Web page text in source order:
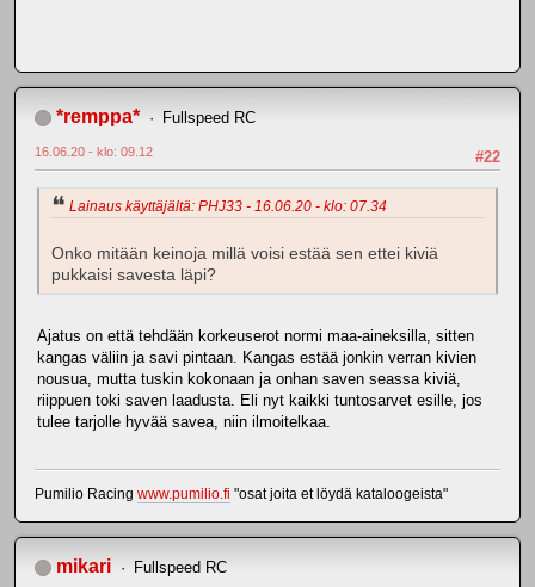
*remppa* Fullspeed RC
#22
16.06.20 - klo: 09.12
Lainaus käyttäjältä: PHJ33 - 16.06.20 - klo: 07.34
Onko mitään keinoja millä voisi estää sen ettei kiviä
pukkaisi savesta läpi?
Ajatus on että tehdään korkeuserot normi maa-aineksilla, sitten
kangas väliin ja savi pintaan. Kangas estää jonkin verran kivien
nousua, mutta tuskin kokonaan ja onhan saven seassa kiviä,
riippuen toki saven laadusta. Eli nyt kaikki tuntosarvet esille, jos
tulee tarjolle hyvää savea, niin ilmoitelkaa.
Pumilio Racing www.pumilio.fi "osat joita et löydä kataloogeista"
mikari Fullspeed RC